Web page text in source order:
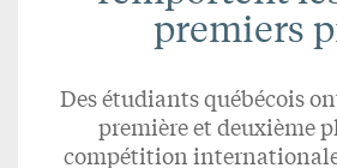
premiers
Des étudiants québécois
première et deuxième
compétition